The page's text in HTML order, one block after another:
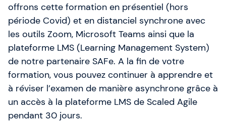
offrons cette formation en présentiel (hors
période Covid) et en distanciel synchrone avec
les outils Zoom, Microsoft Teams ainsi que la
plateforme LMS (Learning Management System)
de notre partenaire SAFe. A la fin de votre
formation, vous pouvez continuer à apprendre et
à réviser l’examen de manière asynchrone grâce à
un accès à la plateforme LMS de Scaled Agile
pendant 30 jours.